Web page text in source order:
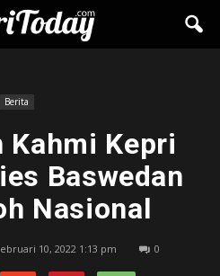
Berita
Kahmi Kepri
Baswedan
Nasional
10, 2022 1:13 pm 0